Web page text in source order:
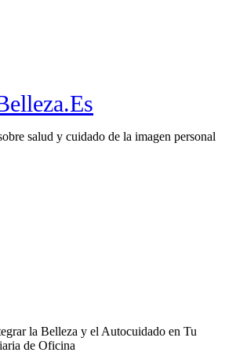
salud y cuidado de la imagen personal
la Belleza y el Autocuidado en Tu
de Oficina